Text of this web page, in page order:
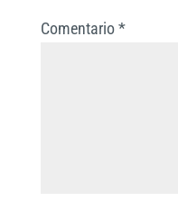
rComentario*